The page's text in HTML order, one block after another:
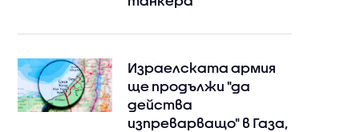
Израелската армия
ще продължи "да
действа
изпреварващо" в Газа,